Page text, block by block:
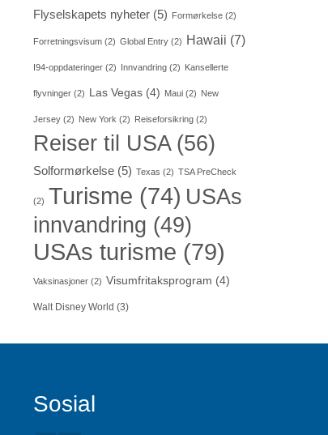
Flyselskapets nyheter(5) Formørkelse(2)
Forretningsvisum(2) Global Entry(2) Hawaii (7)
I94-oppdateringer(2) Innvandring(2) Kansellerte
flyvninger(2) Las Vegas(4) Maui(2) New
Jersey(2) New York (2) Reiseforsikring(2)
Reiser til USA(56)
Solformørkelse(5) Texas (2) TSA PreCheck
(2) Turisme (74) USAs
innvandring (49)
USAs turisme (79)
Vaksinasjoner(2) Visumfritaksprogram (4)
Walt Disney World (3)
Sosial